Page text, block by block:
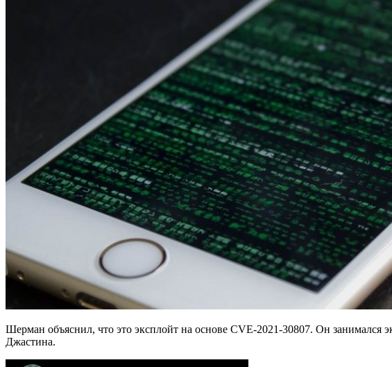
Шерман объяснил, что это эксплойт на основе CVE-2021-30807. Он занимался
Джастина.